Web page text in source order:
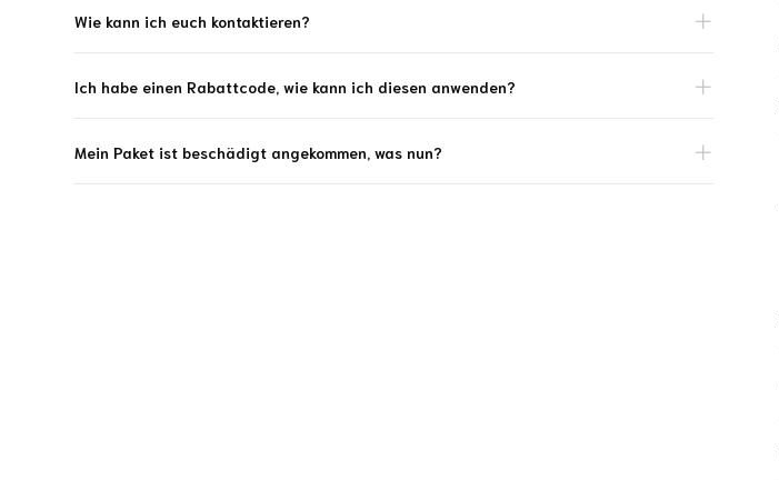
Wie kann ich euch kontaktieren?
Ich habe einen Rabattcode, wie kann ich diesen anwenden?
Mein Paket ist beschädigt angekommen, was nun?